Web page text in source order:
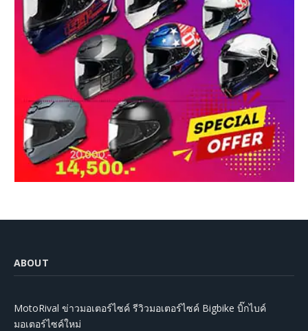
ABOUT
MotoRival ข่าวมอเตอร์ไซค์ รีวิวมอเตอร์ไซค์ Bigbike บิ๊กไบค์
มอเตอร์ไซค์ใหม่